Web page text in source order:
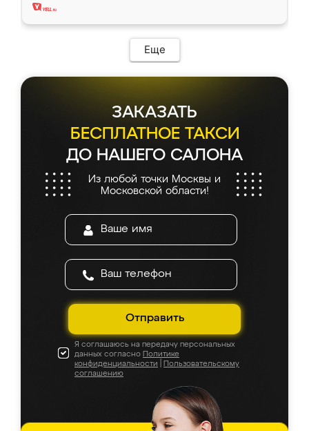
Еще
ЗАКАЗАТЬ
БЕСПЛАТНОЕ ТАКСИ
ДО НАШЕГО САЛОНА
Из любой точки Москвы и
Московской области!
Отправить
Я соглашаюсь на передачу персональных
данных согласно Политике
конфиденциальности
Пользовательскому
соглашению